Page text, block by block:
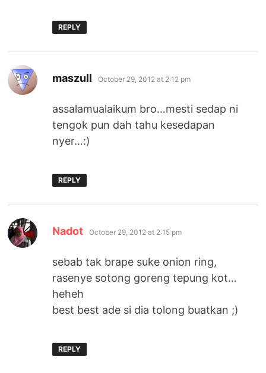
REPLY
maszull says:
October 29, 2012 at 2:12 pm
assalamualaikum bro…mesti sedap ni
tengok pun dah tahu kesedapan
nyer…:)
REPLY
Nadot says:
October 29, 2012 at 2:15 pm
sebab tak brape suke onion ring,
rasenye sotong goreng tepung kot…
heheh
best best ade si dia tolong buatkan ;)
REPLY